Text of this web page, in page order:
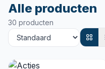
Alle producten
30 producten